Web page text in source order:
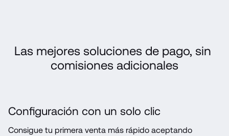
Las mejores soluciones de pago, sin
comisiones adicionales
Configuración con un solo clic
Consigue tu primera venta más rápido aceptando